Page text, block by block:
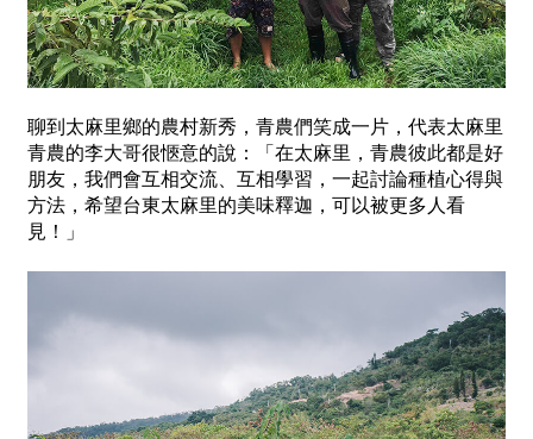
聊到太麻里鄉的農村新秀，青農們笑成一片，代表太麻里
青農的李大哥很愜意的說：「在太麻里，青農彼此都是好
朋友，我們會互相交流、互相學習，一起討論種植心得與
方法，希望台東太麻里的美味釋迦，可以被更多人看
見！」